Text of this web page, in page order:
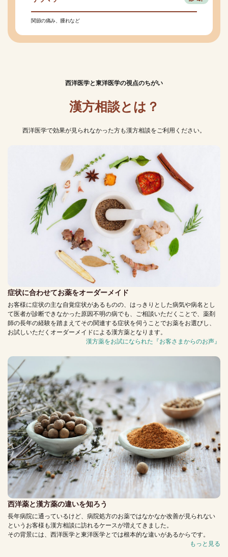
関節の痛み、腫れなど
西洋医学と東洋医学の視点のちがい
漢方相談とは？
西洋医学で効果が見られなかった方も漢方相談をご利用ください。
症状に合わせてお薬をオーダーメイド
お客様に症状の主な自覚症状があるものの、はっきりとした病気や病名とし
て医者が診断できなかった原因不明の病でも、ご相談いただくことで、薬剤
師の長年の経験を踏まえてその関連する症状を伺うことでお薬をお選びし、
お試しいただくオーダーメイドによる漢方薬となります。
漢方薬をお試になられた『お客さまからのお声』
西洋薬と漢方薬の違いを知ろう
長年病院に通っているけど、病院処方のお薬ではなかなか改善が見られない
というお客様も漢方相談に訪れるケースが増えてきました。
その背景には、西洋医学と東洋医学とでは根本的な違いがあるからです。
もっと見る